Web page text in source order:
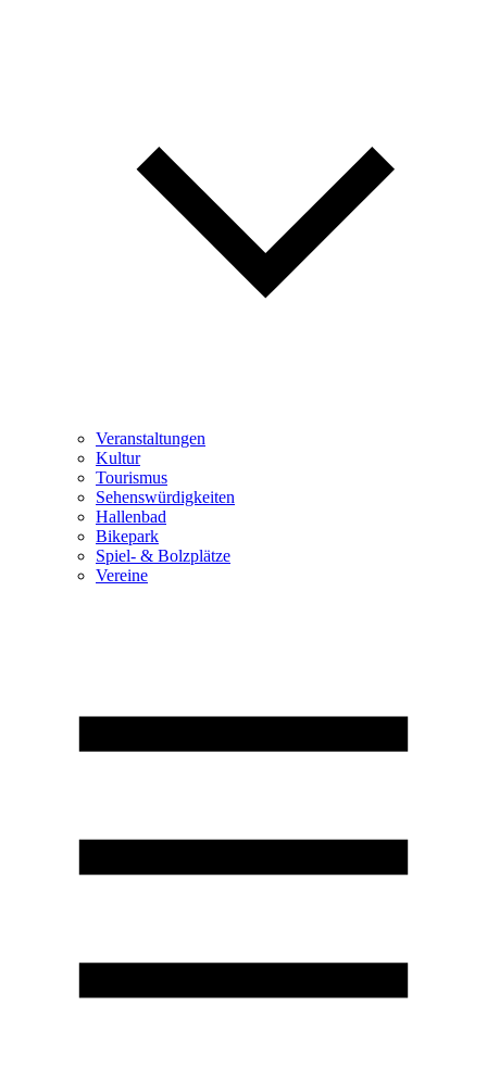
Veranstaltungen
Kultur
Tourismus
Sehenswürdigkeiten
Hallenbad
Bikepark
Spiel- & Bolzplätze
Vereine